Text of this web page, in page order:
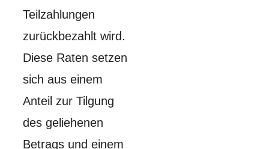
Teilzahlungen
zurückbezahlt wird.
Diese Raten setzen
sich aus einem
Anteil zur Tilgung
des geliehenen
Betrags und einem